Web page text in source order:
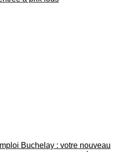
Buchelay : votre nouveau